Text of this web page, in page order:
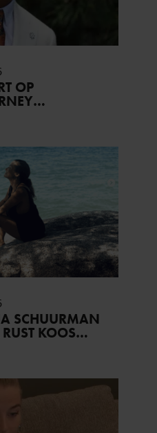
OP
SCHUURMAN
KOOS…